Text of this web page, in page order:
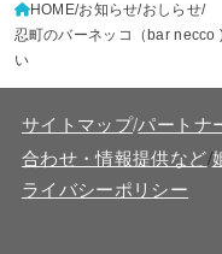
HOME お知らせ おしらせ
忍町のバーネッコ（bar necco
い
サイトマップ/パートナ
合わせ・情報提供など/
ライバシーポリシー